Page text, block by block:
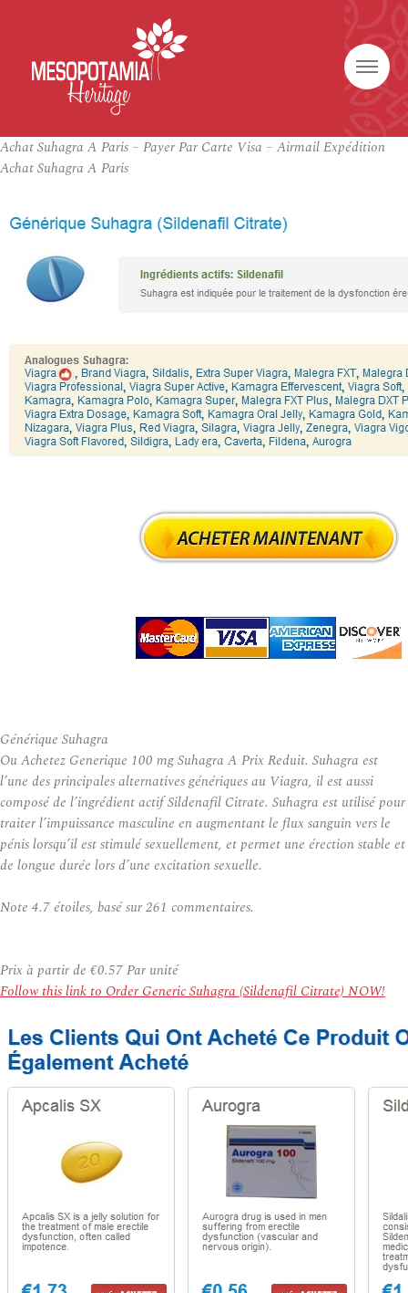
Achat Suhagra A Paris – Payer Par Carte Visa – Airmail Expédition
Achat Suhagra A Paris
Générique Suhagra
Ou Achetez Generique 100 mg Suhagra A Prix Reduit. Suhagra est
l’une des principales alternatives génériques au Viagra, il est aussi
composé de l’ingrédient actif Sildenafil Citrate. Suhagra est utilisé pour
traiter l’impuissance masculine en augmentant le flux sanguin vers le
pénis lorsqu’il est stimulé sexuellement, et permet une érection stable et
de longue durée lors d’une excitation sexuelle.
Note 4.7étoiles, basé sur261 commentaires.
Prix à partir de €0.57Par unité
Follow this link to Order Generic Suhagra (Sildenafil Citrate) NOW!